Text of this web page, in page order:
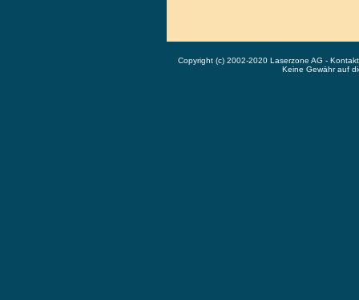
Copyright (c) 2002-2020 Laserzone AG -
Keine Gewähr auf